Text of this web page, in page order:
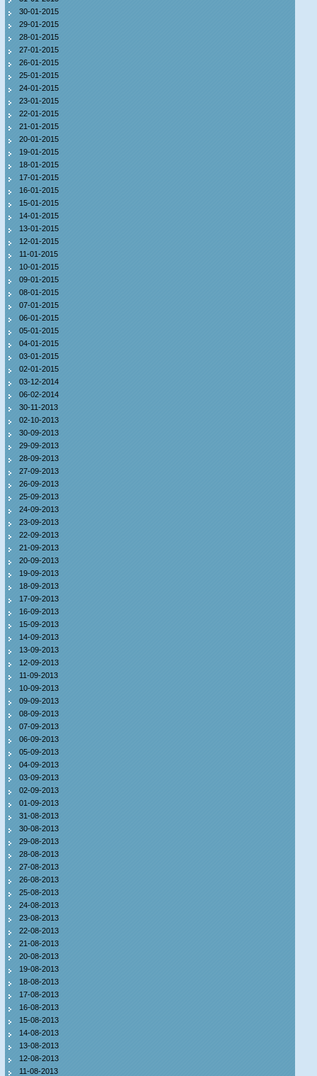
30-01-2015
29-01-2015
28-01-2015
27-01-2015
26-01-2015
25-01-2015
24-01-2015
23-01-2015
22-01-2015
21-01-2015
20-01-2015
19-01-2015
18-01-2015
17-01-2015
16-01-2015
15-01-2015
14-01-2015
13-01-2015
12-01-2015
11-01-2015
10-01-2015
09-01-2015
08-01-2015
07-01-2015
06-01-2015
05-01-2015
04-01-2015
03-01-2015
02-01-2015
03-12-2014
06-02-2014
30-11-2013
02-10-2013
30-09-2013
29-09-2013
28-09-2013
27-09-2013
26-09-2013
25-09-2013
24-09-2013
23-09-2013
22-09-2013
21-09-2013
20-09-2013
19-09-2013
18-09-2013
17-09-2013
16-09-2013
15-09-2013
14-09-2013
13-09-2013
12-09-2013
11-09-2013
10-09-2013
09-09-2013
08-09-2013
07-09-2013
06-09-2013
05-09-2013
04-09-2013
03-09-2013
02-09-2013
01-09-2013
31-08-2013
30-08-2013
29-08-2013
28-08-2013
27-08-2013
26-08-2013
25-08-2013
24-08-2013
23-08-2013
22-08-2013
21-08-2013
20-08-2013
19-08-2013
18-08-2013
17-08-2013
16-08-2013
15-08-2013
14-08-2013
13-08-2013
12-08-2013
11-08-2013